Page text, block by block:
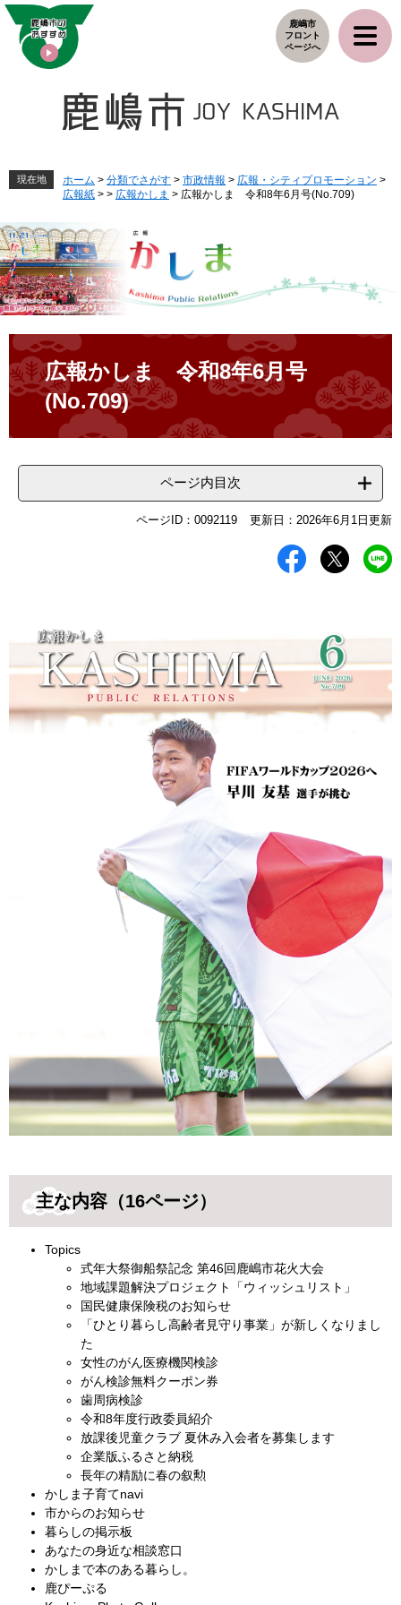
ペ
メ
鹿嶋市
フロント
ページへ
現在地 ホーム > 分類でさがす > 市政情報 > 広報・シティプロモーション >
広報紙 > > 広報かしま > 広報かしま 令和8年6月号(No.709)
本
文
広報かしま 令和8年6月号
(No.709)
ページ内目次
ページID：0092119 更新日：2026年6月1日更新
主な内容（16ページ）​
Topics
式年大祭御船祭記念 第46回鹿嶋市花火大会
地域課題解決プロジェクト「ウィッシュリスト」
国民健康保険税のお知らせ
「ひとり暮らし高齢者見守り事業」が新しくなりまし
た
女性のがん医療機関検診
がん検診無料クーポン券
歯周病検診
令和8年度行政委員紹介
放課後児童クラブ 夏休み入会者を募集します
企業版ふるさと納税
長年の精励に春の叙勲
かしま子育てnavi
市からのお知らせ
暮らしの掲示板
あなたの身近な相談窓口
かしまで本のある暮らし。
鹿ぴーぷる